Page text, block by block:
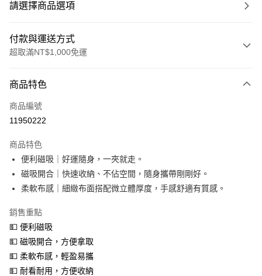
請選擇商品選項
付款與運送方式
超取滿NT$1,000免運
信用卡一次付款
超商取貨付款
Apple Pay
街口支付
Google Pay
AFTEE先享後付
相關說明
【關於「AFTEE先享後付」】
商品特色
商品編號
11950222
商品特色
便利磁吸｜好運隨身，一夾就走。
磁吸開合｜快速收納、不佔空間，隨身攜帶剛剛好。
柔軟布感｜細緻布面搭配微立體厚度，手感舒適有質感。
銷售重點
💵 便利磁吸
💵 磁吸開合，方便拿取
💵 柔軟布感，輕盈易攜
💵 耐看耐用，方便收納